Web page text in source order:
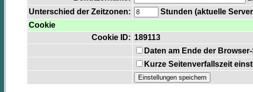
Unterschied der Zeitzonen:
Stunden (aktuelle
Cookie
Cookie ID: 189113
Daten am Ende der
Kurze Seitenverfallszeit